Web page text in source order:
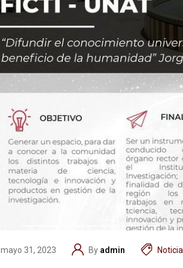
mayo 31, 2023 By admin